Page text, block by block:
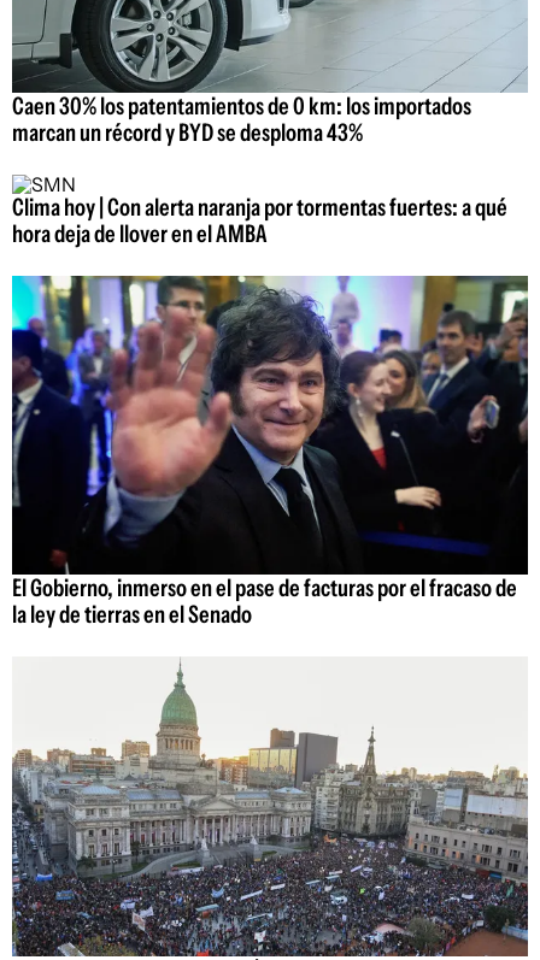
Caen 30% los patentamientos de 0 km: los importados
marcan un récord y BYD se desploma 43%
Clima hoy | Con alerta naranja por tormentas fuertes: a qué
hora deja de llover en el AMBA
El Gobierno, inmerso en el pase de facturas por el fracaso de
la ley de tierras en el Senado